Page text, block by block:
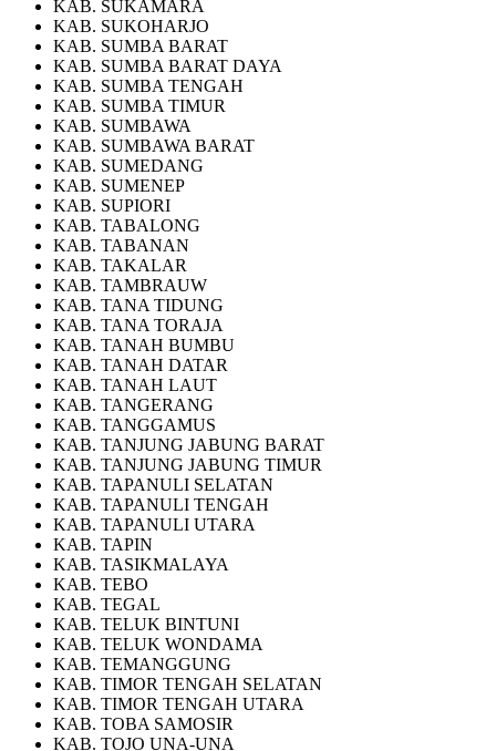
KAB. SUKAMARA
KAB. SUKOHARJO
KAB. SUMBA BARAT
KAB. SUMBA BARAT DAYA
KAB. SUMBA TENGAH
KAB. SUMBA TIMUR
KAB. SUMBAWA
KAB. SUMBAWA BARAT
KAB. SUMEDANG
KAB. SUMENEP
KAB. SUPIORI
KAB. TABALONG
KAB. TABANAN
KAB. TAKALAR
KAB. TAMBRAUW
KAB. TANA TIDUNG
KAB. TANA TORAJA
KAB. TANAH BUMBU
KAB. TANAH DATAR
KAB. TANAH LAUT
KAB. TANGERANG
KAB. TANGGAMUS
KAB. TANJUNG JABUNG BARAT
KAB. TANJUNG JABUNG TIMUR
KAB. TAPANULI SELATAN
KAB. TAPANULI TENGAH
KAB. TAPANULI UTARA
KAB. TAPIN
KAB. TASIKMALAYA
KAB. TEBO
KAB. TEGAL
KAB. TELUK BINTUNI
KAB. TELUK WONDAMA
KAB. TEMANGGUNG
KAB. TIMOR TENGAH SELATAN
KAB. TIMOR TENGAH UTARA
KAB. TOBA SAMOSIR
KAB. TOJO UNA-UNA